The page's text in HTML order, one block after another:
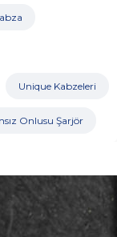
Unique Kabzeleri
Onlusu Şarjör